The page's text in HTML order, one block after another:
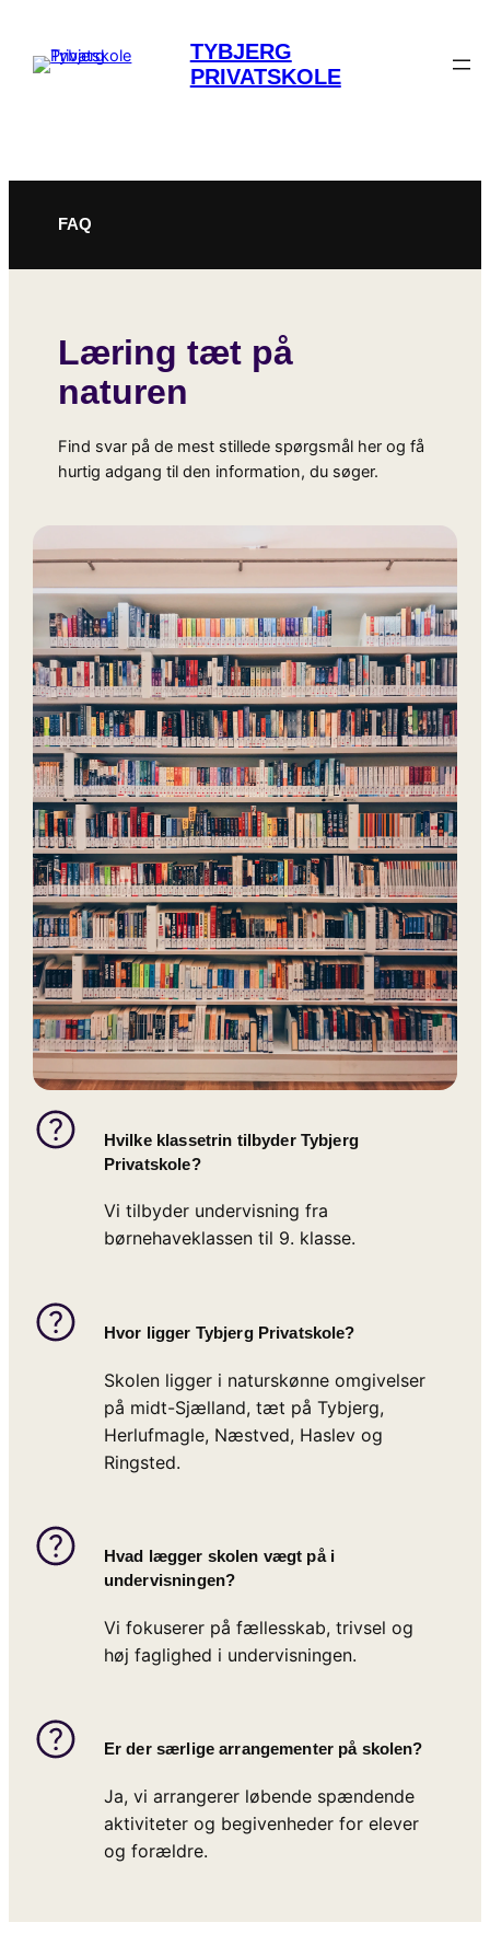
TYBJERG
PRIVATSKOLE
FAQ
Læring tæt på
naturen
Find svar på de mest stillede spørgsmål her og få
hurtig adgang til den information, du søger.
Hvilke klassetrin tilbyder Tybjerg
Privatskole?
Vi tilbyder undervisning fra
børnehaveklassen til 9. klasse.
Hvor ligger Tybjerg Privatskole?
Skolen ligger i naturskønne omgivelser
på midt-Sjælland, tæt på Tybjerg,
Herlufmagle, Næstved, Haslev og
Ringsted.
Hvad lægger skolen vægt på i
undervisningen?
Vi fokuserer på fællesskab, trivsel og
høj faglighed i undervisningen.
Er der særlige arrangementer på skolen?
Ja, vi arrangerer løbende spændende
aktiviteter og begivenheder for elever
og forældre.